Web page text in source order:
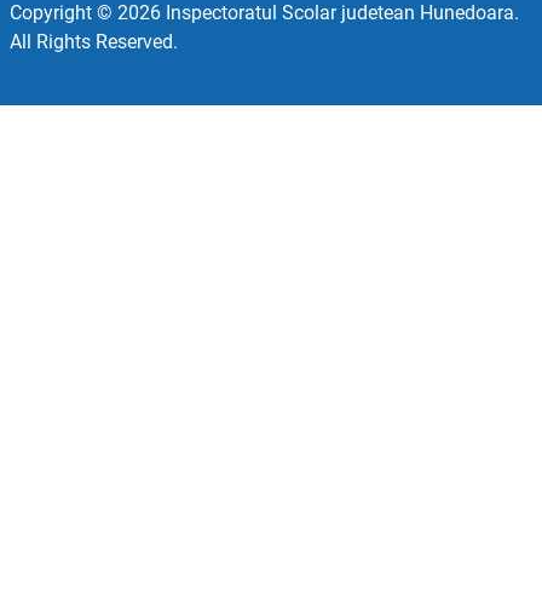
Copyright © 2026 Inspectoratul Scolar judetean Hunedoara.
All Rights Reserved.